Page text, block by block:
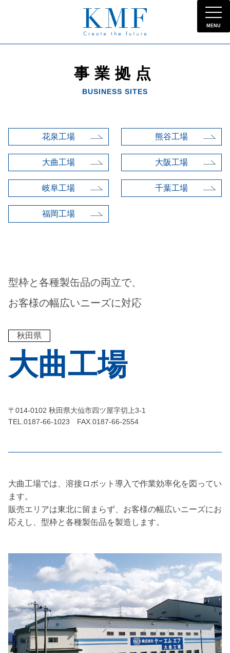
MENU
事業拠点
BUSINESS SITES
花泉工場 熊谷工場
大曲工場 大阪工場
岐阜工場 千葉工場
福岡工場
型枠と各種製缶品の両立で、
お客様の幅広いニーズに対応
秋田県
大曲工場
〒014-0102 秋田県大仙市四ツ屋字切上3-1
TEL.0187-66-1023 FAX.0187-66-2554
大曲工場では、溶接ロボット導入で作業効率化を図ってい
ます。
販売エリアは東北に留まらず、お客様の幅広いニーズにお
応えし、型枠と各種製缶品を製造します。